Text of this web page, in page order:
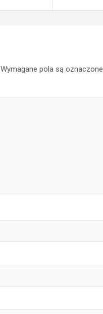
Wymagane pola są oznaczone